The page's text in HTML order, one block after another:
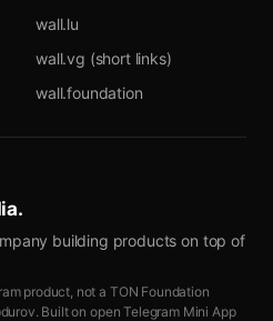
wall.lu
wall.vg (short links)
wall.foundation
.
building products on top of
product, not a TON Foundation
Built on open Telegram Mini App